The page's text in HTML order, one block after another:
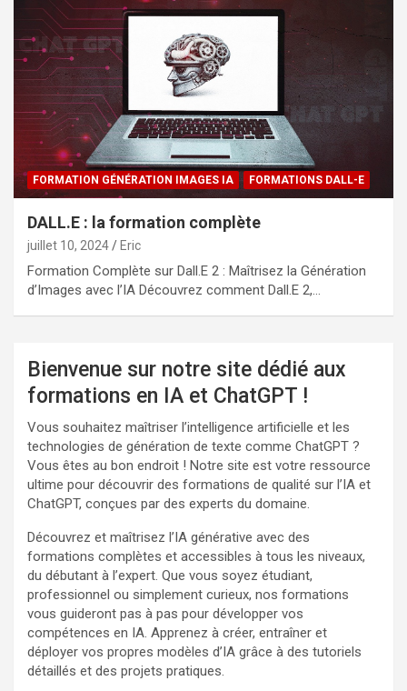
FORMATION GÉNÉRATION IMAGES IA FORMATIONS DALL-E
DALL.E : la formation complète
juillet 10, 2024 Eric
Formation Complète sur Dall.E 2 : Maîtrisez la Génération
d’Images avec l’IA Découvrez comment Dall.E 2,…
Bienvenue sur notre site dédié aux
formations en IA et ChatGPT !
Vous souhaitez maîtriser l’intelligence artificielle et les
technologies de génération de texte comme ChatGPT ?
Vous êtes au bon endroit ! Notre site est votre ressource
ultime pour découvrir des formations de qualité sur l’IA et
ChatGPT, conçues par des experts du domaine.
Découvrez et maîtrisez l’IA générative avec des
formations complètes et accessibles à tous les niveaux,
du débutant à l’expert. Que vous soyez étudiant,
professionnel ou simplement curieux, nos formations
vous guideront pas à pas pour développer vos
compétences en IA. Apprenez à créer, entraîner et
déployer vos propres modèles d’IA grâce à des tutoriels
détaillés et des projets pratiques.